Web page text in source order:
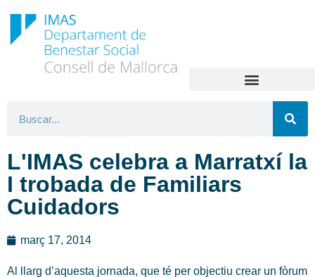
L'IMAS celebra a Marratxí la
I trobada de Familiars
Cuidadors
març 17, 2014
Al llarg d’aquesta jornada, que té per objectiu crear un fòrum